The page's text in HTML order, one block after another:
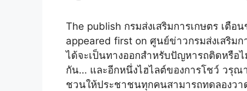
The publish กรมส่งเสริมการเกษตร เตือ
appeared first on ศูนย์ข่าวกรมส่งเสริม
ได้จะเป็นทางออกสำหรับปัญหารถติดหรือ
กัน… และอีกหนึ่งไฮไลต์ของการโชว์ วรุณ
ชวนให้ประชาชนทุกคนสามารถทดลองว